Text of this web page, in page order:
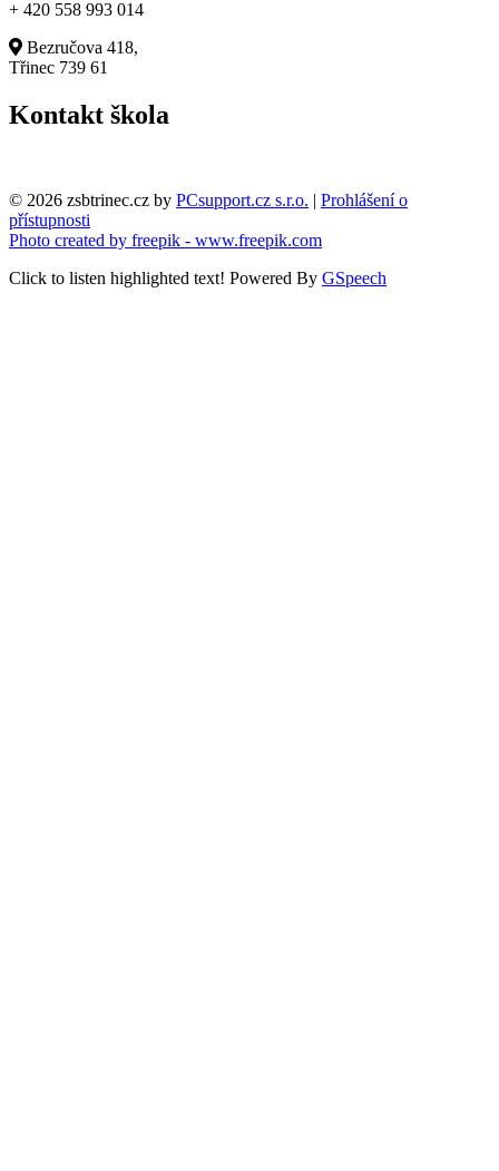
+ 420 558 993 014
Bezručova 418,
Třinec 739 61
Kontakt škola
© 2026 zsbtrinec.cz by PCsupport.cz s.r.o. | Prohlášení o
přístupnosti
Photo created by freepik - www.freepik.com
Click to listen highlighted text! Powered By GSpeech